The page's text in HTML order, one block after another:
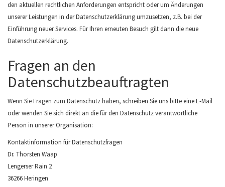
den aktuellen rechtlichen Anforderungen entspricht oder um Änderungen
unserer Leistungen in der Datenschutzerklärung umzusetzen, z.B. bei der
Einführung neuer Services. Für Ihren erneuten Besuch gilt dann die neue
Datenschutzerklärung.
Fragen an den
Datenschutzbeauftragten
Wenn Sie Fragen zum Datenschutz haben, schreiben Sie uns bitte eine E-Mail
oder wenden Sie sich direkt an die für den Datenschutz verantwortliche
Person in unserer Organisation:
Kontaktinformation für Datenschutzfragen
Dr. Thorsten Waap
Lengerser Rain 2
36266 Heringen